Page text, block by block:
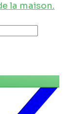
la maison.